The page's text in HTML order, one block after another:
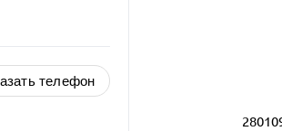
телефон